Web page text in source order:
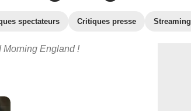
spectateurs Critiques presse Streaming
Morning England !